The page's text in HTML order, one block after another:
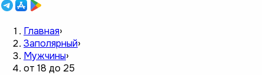
Главная›
Заполярный›
Мужчины›
от 18 до 25